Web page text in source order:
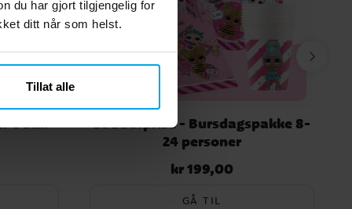
du har gjort tilgjengelig for
ditt når som helst.
Tillat alle
6 stk.
LOL Surprise - Bursdagspakke 8-
24 personer
Pris :kr 199,00
kr 199,00
GÅ TIL